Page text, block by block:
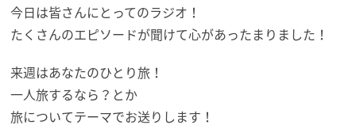
今日は皆さんにとってのラジオ！
たくさんのエピソードが聞けて心があったまりました！
来週はあなたのひとり旅！
一人旅するなら？とか
旅についてテーマでお送りします！